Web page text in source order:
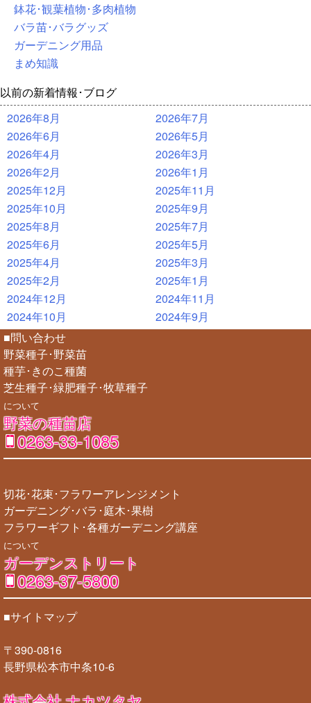
鉢花･観葉植物･多肉植物
バラ苗･バラグッズ
ガーデニング用品
まめ知識
以前の新着情報･ブログ
2026年8月
2026年7月
2026年6月
2026年5月
2026年4月
2026年3月
2026年2月
2026年1月
2025年12月
2025年11月
2025年10月
2025年9月
2025年8月
2025年7月
2025年6月
2025年5月
2025年4月
2025年3月
2025年2月
2025年1月
2024年12月
2024年11月
2024年10月
2024年9月
■問い合わせ
野菜種子･野菜苗
種芋･きのこ種菌
芝生種子･緑肥種子･牧草種子
について
野菜の種苗店
0263-33-1085
切花･花束･フラワーアレンジメント
ガーデニング･バラ･庭木･果樹
フラワーギフト･各種ガーデニング講座
について
ガーデンストリート
0263-37-5800
■サイトマップ
〒390-0816
長野県松本市中条10-6